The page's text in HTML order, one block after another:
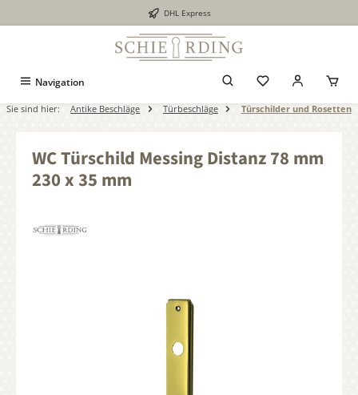
DHL Express
Navigation
Sie sind hier: Antike Beschläge Türbeschläge Türschilder und Rosetten
WC Türschild Messing Distanz 78 mm
230 x 35 mm